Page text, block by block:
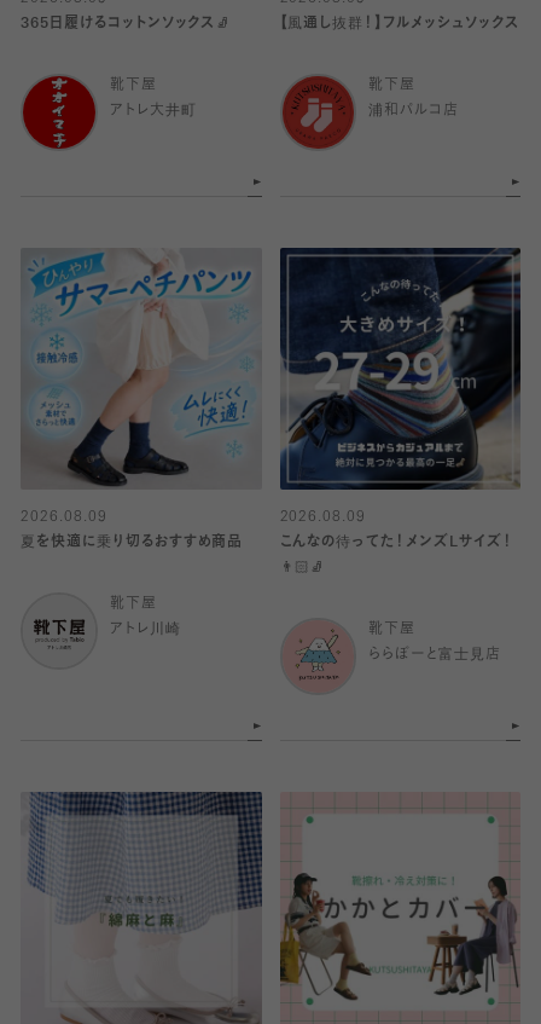
365日履けるコットンソックス🧦
靴下屋
アトレ大井町
【風通し抜群！】フルメッシュソックス
靴下屋
浦和パルコ店
2026.08.09
夏を快適に乗り切るおすすめ商品
靴下屋
アトレ川崎
2026.08.09
こんなの待ってた！メンズLサイズ！
👨🏻🧦
靴下屋
ららぽーと富士見店